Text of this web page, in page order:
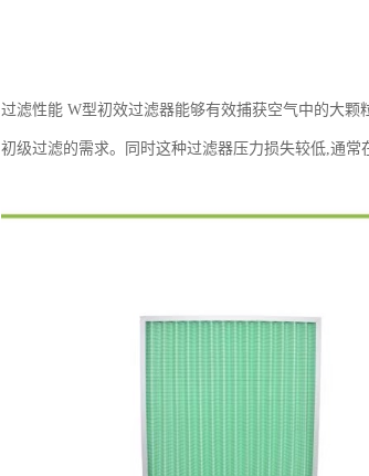
过滤性能 W型初效过滤器能够有效捕获空气中的大
初级过滤的需求。同时这种过滤器压力损失较低,通常